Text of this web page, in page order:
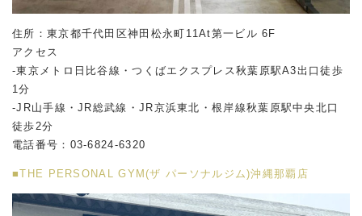
住所：東京都千代田区神田松永町11At第一ビル 6F
アクセス
-東京メトロ日比谷線・つくばエクスプレス秋葉原駅A3出口徒歩
1分
-JR山手線・JR総武線・JR京浜東北・根岸線秋葉原駅中央北口
徒歩2分
電話番号：03-6824-6320
■THE PERSONAL GYM(ザ パーソナルジム)沖縄那覇店